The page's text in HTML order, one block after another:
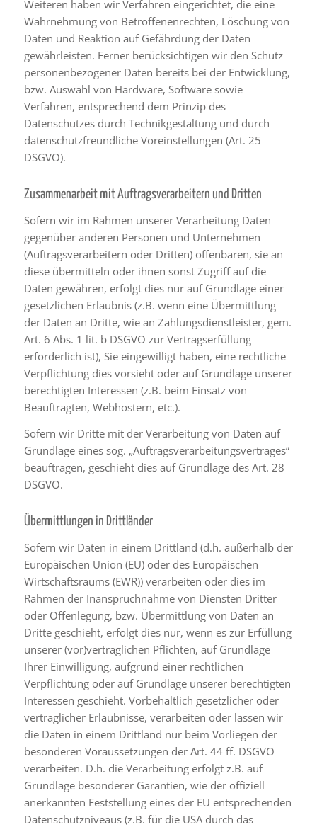
Weiteren haben wir Verfahren eingerichtet, die eine
Wahrnehmung von Betroffenenrechten, Löschung von
Daten und Reaktion auf Gefährdung der Daten
gewährleisten. Ferner berücksichtigen wir den Schutz
personenbezogener Daten bereits bei der Entwicklung,
bzw. Auswahl von Hardware, Software sowie
Verfahren, entsprechend dem Prinzip des
Datenschutzes durch Technikgestaltung und durch
datenschutzfreundliche Voreinstellungen (Art. 25
DSGVO).
Zusammenarbeit mit Auftragsverarbeitern und Dritten
Sofern wir im Rahmen unserer Verarbeitung Daten
gegenüber anderen Personen und Unternehmen
(Auftragsverarbeitern oder Dritten) offenbaren, sie an
diese übermitteln oder ihnen sonst Zugriff auf die
Daten gewähren, erfolgt dies nur auf Grundlage einer
gesetzlichen Erlaubnis (z.B. wenn eine Übermittlung
der Daten an Dritte, wie an Zahlungsdienstleister, gem.
Art. 6 Abs. 1 lit. b DSGVO zur Vertragserfüllung
erforderlich ist), Sie eingewilligt haben, eine rechtliche
Verpflichtung dies vorsieht oder auf Grundlage unserer
berechtigten Interessen (z.B. beim Einsatz von
Beauftragten, Webhostern, etc.).
Sofern wir Dritte mit der Verarbeitung von Daten auf
Grundlage eines sog. „Auftragsverarbeitungsvertrages“
beauftragen, geschieht dies auf Grundlage des Art. 28
DSGVO.
Übermittlungen in Drittländer
Sofern wir Daten in einem Drittland (d.h. außerhalb der
Europäischen Union (EU) oder des Europäischen
Wirtschaftsraums (EWR)) verarbeiten oder dies im
Rahmen der Inanspruchnahme von Diensten Dritter
oder Offenlegung, bzw. Übermittlung von Daten an
Dritte geschieht, erfolgt dies nur, wenn es zur Erfüllung
unserer (vor)vertraglichen Pflichten, auf Grundlage
Ihrer Einwilligung, aufgrund einer rechtlichen
Verpflichtung oder auf Grundlage unserer berechtigten
Interessen geschieht. Vorbehaltlich gesetzlicher oder
vertraglicher Erlaubnisse, verarbeiten oder lassen wir
die Daten in einem Drittland nur beim Vorliegen der
besonderen Voraussetzungen der Art. 44 ff. DSGVO
verarbeiten. D.h. die Verarbeitung erfolgt z.B. auf
Grundlage besonderer Garantien, wie der offiziell
anerkannten Feststellung eines der EU entsprechenden
Datenschutzniveaus (z.B. für die USA durch das